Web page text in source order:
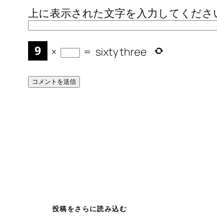
上に表示された文字を入力してくださ
× = sixty three
投稿をさらに読み込む